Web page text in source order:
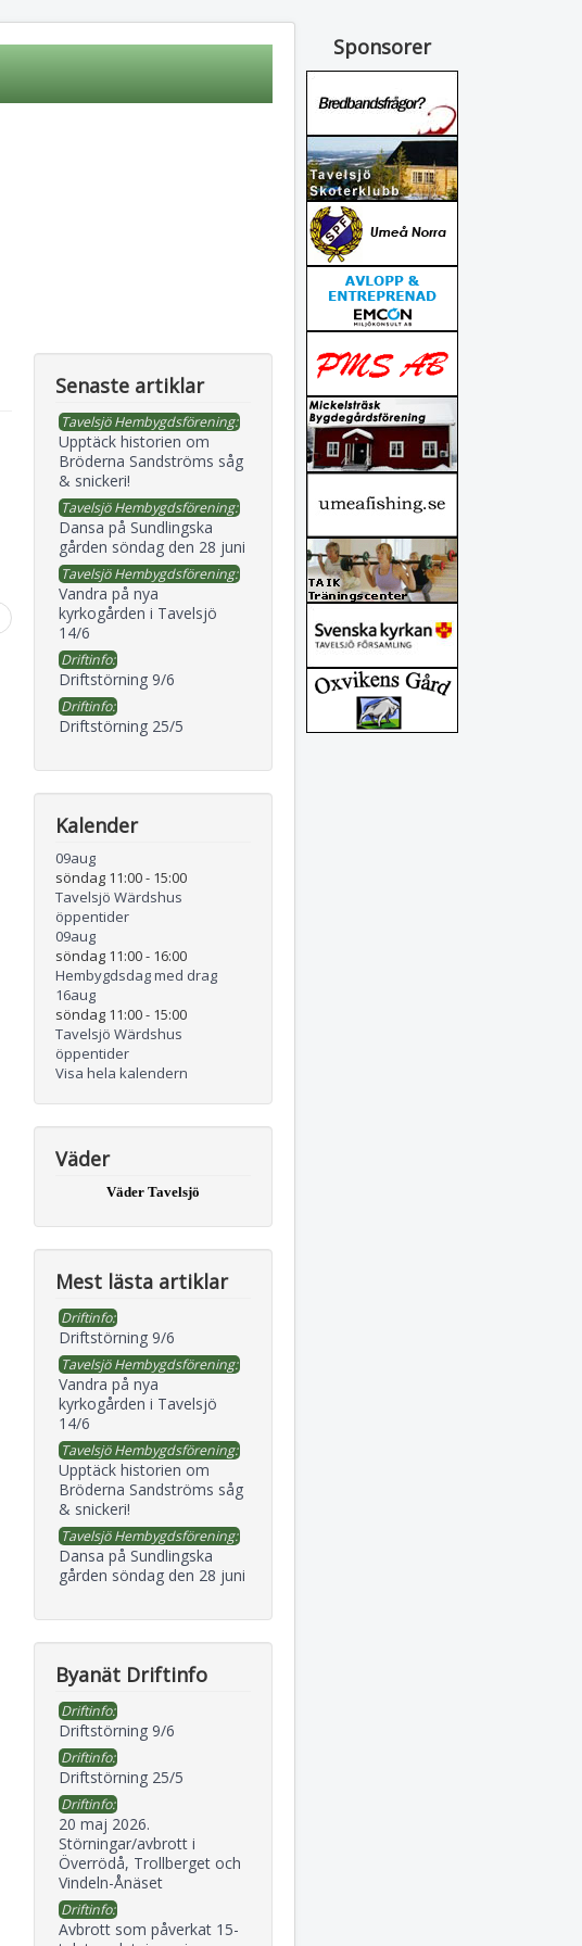
Senaste artiklar
Tavelsjö Hembygdsförening:
Upptäck historien om
Bröderna Sandströms såg
& snickeri!
Tavelsjö Hembygdsförening:
Dansa på Sundlingska
gården söndag den 28 juni
Tavelsjö Hembygdsförening:
Vandra på nya
kyrkogården i Tavelsjö
14/6
Driftinfo:
Driftstörning 9/6
Driftinfo:
Driftstörning 25/5
Kalender
09aug
söndag 11:00- 15:00
Tavelsjö Wärdshus
öppentider
09aug
söndag 11:00- 16:00
Hembygdsdag med drag
16aug
söndag 11:00- 15:00
Tavelsjö Wärdshus
öppentider
Visa hela kalendern
Väder
Väder Tavelsjö
Mest lästa artiklar
Driftinfo:
Driftstörning 9/6
Tavelsjö Hembygdsförening:
Vandra på nya
kyrkogården i Tavelsjö
14/6
Tavelsjö Hembygdsförening:
Upptäck historien om
Bröderna Sandströms såg
& snickeri!
Tavelsjö Hembygdsförening:
Dansa på Sundlingska
gården söndag den 28 juni
Byanät Driftinfo
Driftinfo:
Driftstörning 9/6
Driftinfo:
Driftstörning 25/5
Driftinfo:
20 maj 2026.
Störningar/avbrott i
Överrödå, Trollberget och
Vindeln-Ånäset
Driftinfo:
Avbrott som påverkat 15-
Sponsorer